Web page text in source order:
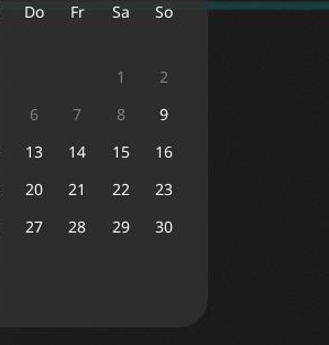
Do Fr Sa So
1
2
6 7 8
9
13 14 15
16
20 21 22
23
27 28 29
30